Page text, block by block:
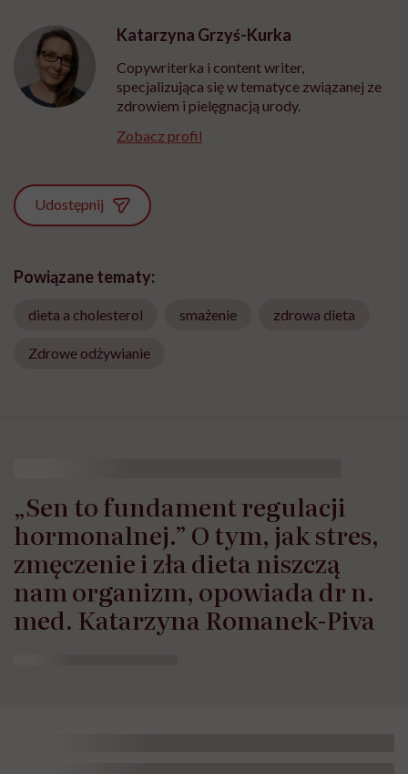
Katarzyna Grzyś-Kurka
Copywriterka i content writer,
specjalizująca się w tematyce związanej ze
zdrowiem i pielęgnacją urody.
Zobacz profil
Udostępnij
Powiązane tematy:
dieta a cholesterol smażenie zdrowa dieta
Zdrowe odżywianie
„Sen to fundament regulacji
hormonalnej.” O tym, jak stres,
zmęczenie i zła dieta niszczą
nam organizm, opowiada dr n.
med. Katarzyna Romanek-Piva